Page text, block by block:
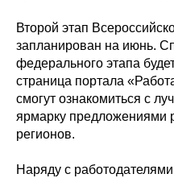
Второй этап
запланирован на июнь.
федерального этапа
страница портала
смогут ознакомиться с
ярмарку предложениями
регионов.
Наряду с